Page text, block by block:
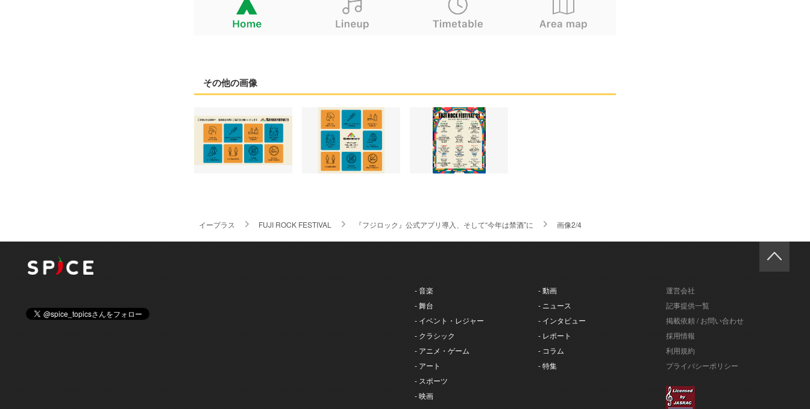
その他の画像
イープラス FUJI ROCK FESTIVAL 『フジロック』公式アプリ導入、そして“今年は禁酒”に 画像2/4
- 音楽
- 舞台
- イベント・レジャー
- クラシック
- アニメ・ゲーム
- アート
- スポーツ
- 映画
- 動画
- ニュース
- インタビュー
- レポート
- コラム
- 特集
運営会社
記事提供一覧
掲載依頼 / お問い合わせ
採用情報
利用規約
プライバシーポリシー